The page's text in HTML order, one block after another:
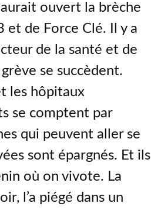
ouvert la brèche
et de Force Clé. Il y a
de la santé et de
se succèdent.
les hôpitaux
se comptent par
qui peuvent aller se
sont épargnés. Et ils
où on vivote. La
l’a piégé dans un